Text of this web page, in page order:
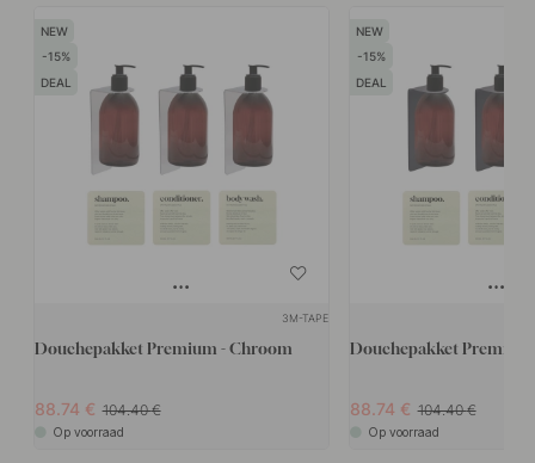
15
DEAL
3M-TAPE
Douchepakket Premium - Chroom
88.74 104.40
Op voorraad
15
DEAL
Douchepakket Premium
88.74 104.40
Op voorraad